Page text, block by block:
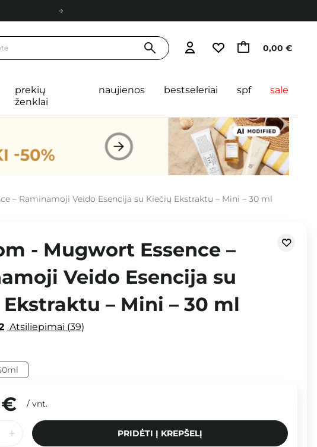
0,00 €
prekių
ženklai
naujienos bestseleriai spf sale
– Raminamoji Veido Esencija su Kiečių Ekstraktu – Mini – 30 ml
- Mugwort Essence –
Veido Esencija su
– Mini – 30 ml
Atsiliepimai 39
€ / vnt.
PRIDĖTI Į KREPŠELĮ